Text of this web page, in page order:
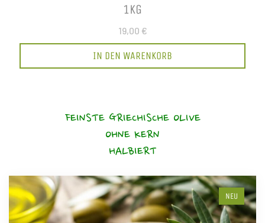
1KG
19,00 €
IN DEN WARENKORB
FEINSTE GRIECHISCHE OLIVE
OHNE KERN
HALBIERT
NEU